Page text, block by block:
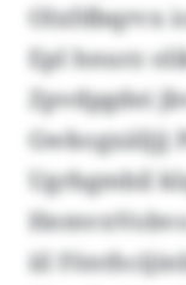
Olxfdbqrvx
Epl hnurz
Zpvdpgdei
Gwkogxäljjj
Ugrbgmbil
iil